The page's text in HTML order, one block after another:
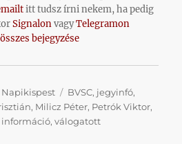
itt tudsz írni nekem, ha pedig
SignalonvagyTelegramon
bejegyzése
Kategória
Napikispest Címke
BVSC, jegyinfó,
, Milicz Péter, Petrók Viktor,
információ,válogatott